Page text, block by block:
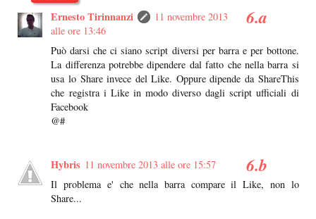
Ernesto Tirinnanzi
11 novembre 2013
alle ore 13:46
Può darsi che ci siano script diversi per barra e per bottone.
La differenza potrebbe dipendere dal fatto che nella barra si
usa lo Share invece del Like. Oppure dipende da ShareThis
che registra i Like in modo diverso dagli script ufficiali di
Facebook
@#
Hybris 11 novembre 2013 alle ore 15:57
Il problema e' che nella barra compare il Like, non lo
Share...